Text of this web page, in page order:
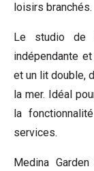
loisirs branchés.
Le studio de
indépendante
et un lit double,
la mer. Idéal
la
services.
Medina